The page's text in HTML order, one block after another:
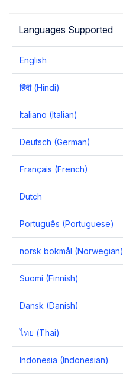
Languages Supported
English
हिंदी (Hindi)
Italiano (Italian)
Deutsch (German)
Français (French)
Dutch
Português (Portuguese)
norsk bokmål (Norwegian)
Suomi (Finnish)
Dansk (Danish)
ไทย (Thai)
Indonesia (Indonesian)